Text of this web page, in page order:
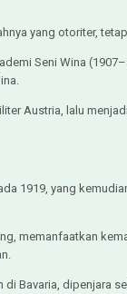
yang otoriter,
Seni Wina
Austria, lalu
1919, yang
memanfaatkan
Bavaria, dipenjara